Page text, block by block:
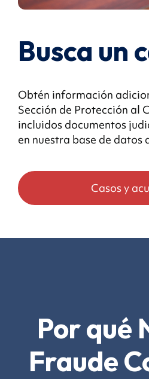
Busca un
Obtén información
Sección de Protección al
incluidos documentos
en nuestra base de datos
Casos y
Por qué
Fraude